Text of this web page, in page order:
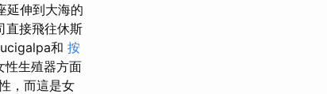
延伸到大海的
直接飛往休斯
和 按
性生殖器方面
，而這是女